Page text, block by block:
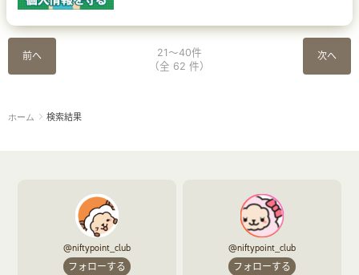
前へ 次へ
21～40件
（全 62 件）
ホーム 検索結果
@niftypoint_club
フォローする
@niftypoint_club
フォローする